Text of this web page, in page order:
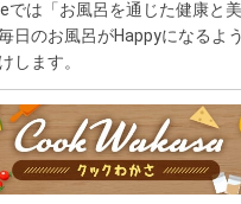
では「お風呂を通じた健康と
日のお風呂がHappyになるよ
します。